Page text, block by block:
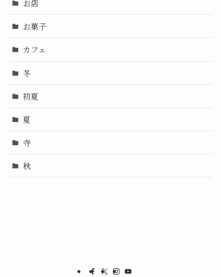
お店
お菓子
カフェ
冬
初夏
夏
寺
秋